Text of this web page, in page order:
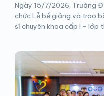
Ngày 15/7/2026, Trường
chức Lễ bế giảng và trao
sĩ chuyên khoa cấp I - lớp